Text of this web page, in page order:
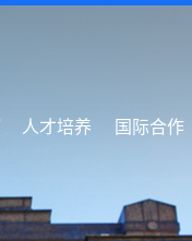
人才培养 国际合作